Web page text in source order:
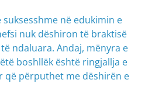
në edukimin e
nuk dëshiron të braktisë
ndaluara. Andaj, mënyra e
boshllëk është ringjallja e
që përputhet me dëshirën e